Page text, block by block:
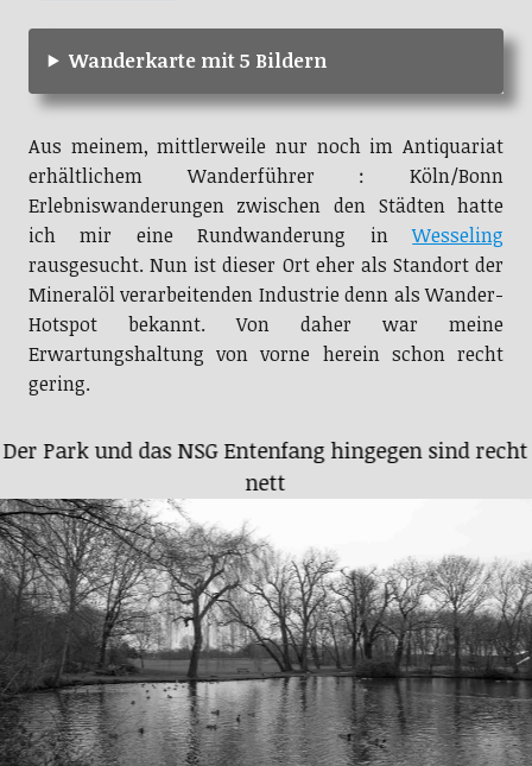
Wanderkarte mit 5 Bildern
Aus meinem, mittlerweile nur noch im Antiquariat
erhältlichem Wanderführer : Köln/Bonn
Erlebniswanderungen zwischen den Städten hatte
ich mir eine Rundwanderung inWesseling
rausgesucht. Nun ist dieser Ort eher als Standort der
Mineralöl verarbeitenden Industrie denn als Wander-
Hotspot bekannt. Von daher war meine
Erwartungshaltung von vorne herein schon recht
gering.
Der Park und das NSG Entenfang hingegen sind recht
nett